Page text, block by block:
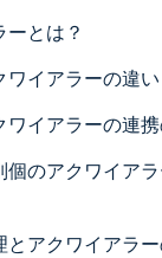
インフラをどのよ
さい
とは？
ワイアラーの違い
イアラーの連
のアクワイア
アクワイアラ